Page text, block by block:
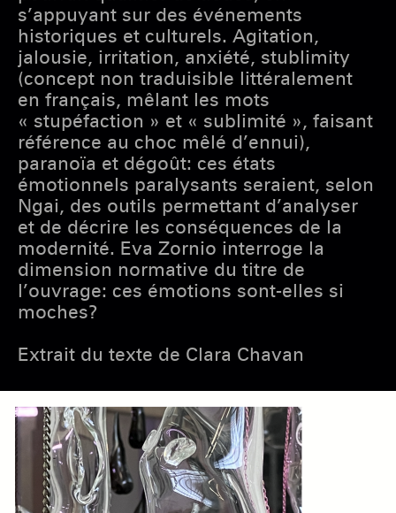
s’appuyant sur des événements
historiques et culturels. Agitation,
jalousie, irritation, anxiété, stublimity
(concept non traduisible littéralement
en français, mêlant les mots
« stupéfaction » et « sublimité », faisant
référence au choc mêlé d’ennui),
paranoïa et dégoût: ces états
émotionnels paralysants seraient, selon
Ngai, des outils permettant d’analyser
et de décrire les conséquences de la
modernité. Eva Zornio interroge la
dimension normative du titre de
l’ouvrage: ces émotions sont-elles si
moches?
Extrait du texte de Clara Chavan